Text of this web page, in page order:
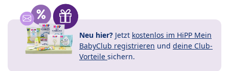
Neu hier? Jetzt kostenlos im HiPP Mein
BabyClub registrieren und deine Club-
Vorteile sichern.